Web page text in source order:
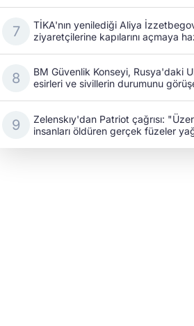
TİKA'nın yenilediği Aliya
ziyaretçilerine kapılarını açmaya
BM Güvenlik Konseyi, Rusya'daki
esirleri ve sivillerin durumunu
Zelenskıy'dan Patriot çağrısı:
insanları öldüren gerçek füzeler